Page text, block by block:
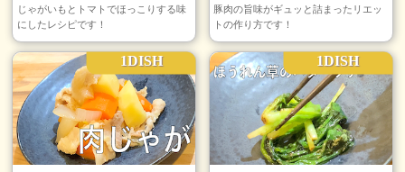
じゃがいもとトマトでほっこりする味
にしたレシピです！
豚肉の旨味がギュッと詰まったリエッ
トの作り方です！
1DISH 1DISH